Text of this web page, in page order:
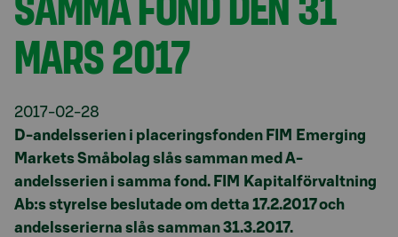
MARS 2017
2017-02-28
D-andelsserien i placeringsfonden FIM Emerging
Markets Småbolag slås samman med A-
andelsserien i samma fond. FIM Kapitalförvaltning
Ab:s styrelse beslutade om detta 17.2.2017 och
andelsserierna slås samman 31.3.2017.